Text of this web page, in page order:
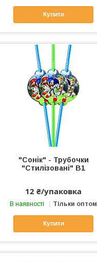
Купити
"Сонік" - Трубочки
"Стилізовані" В1
12 ₴/упаковка
В наявності Тільки оптом
Купити